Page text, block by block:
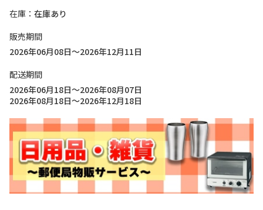
在庫
在庫あり
販売期間
2026年06月08日～2026年12月11日
配送期間
2026年06月18日～2026年08月07日
2026年08月18日～2026年12月18日